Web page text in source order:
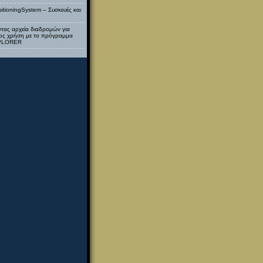
– Συσκευές και
αρχεία διαδρομών για
χρήση με το πρόγραμμα